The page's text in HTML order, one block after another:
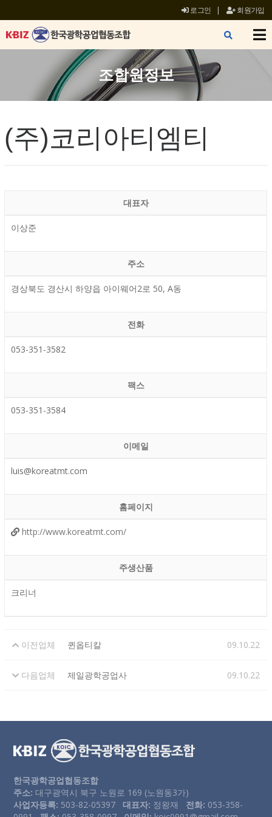
로그인 | 회원가입
조합원정보
(주)코리아티엠티
대표자
이상준
주소
경상북도 경산시 하양읍 아이웨어2로 50, A동
전화
053-351-3582
팩스
053-351-3584
이메일
luis@koreatmt.com
홈페이지
http://www.koreatmt.com/
주생산품
크리너
이전업체 퀸옵티칼 09.10.22
다음업체 제일광학공업사 09.10.22
한국광학공업협동조합
주소: 대구광역시 북구 노원로 169 (노원동3가)
사업자등록: 503-82-05397 대표자: 정왕재 전화: 053-358-